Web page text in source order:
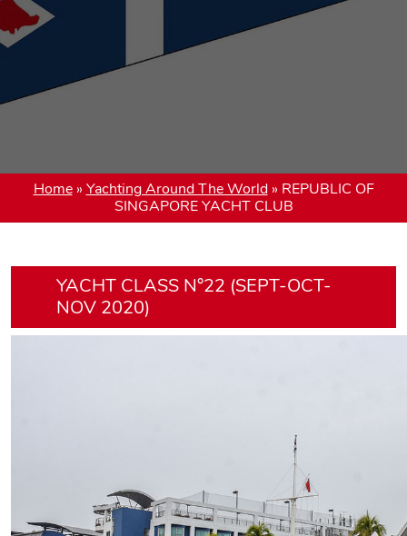
Home» Yachting Around The World» REPUBLIC OF
SINGAPORE YACHT CLUB
YACHT CLASS N°22 (SEPT-OCT-
NOV 2020)